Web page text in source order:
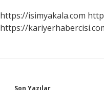
Hamilelik
Belirtisi
https://isimyakala.com
https://
Son Yazılar